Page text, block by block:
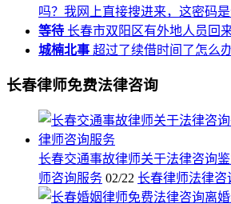
吗？我网上直接搜进来，这密码是
等待 长春市双阳区有外地人员回
城楠北事 超过了续借时间了怎么办
长春律师免费法律咨询
长春交通事故律师关于法律咨询
师咨询服务 02/22 长春律师法律咨